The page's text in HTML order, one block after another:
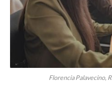
Florencia Palavecino,